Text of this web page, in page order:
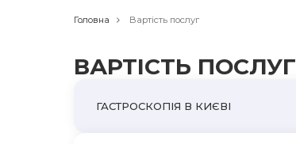
Головна Вартість послуг
ВАРТІСТЬ ПОСЛУГ
ГАСТРОСКОПІЯ В КИЄВІ